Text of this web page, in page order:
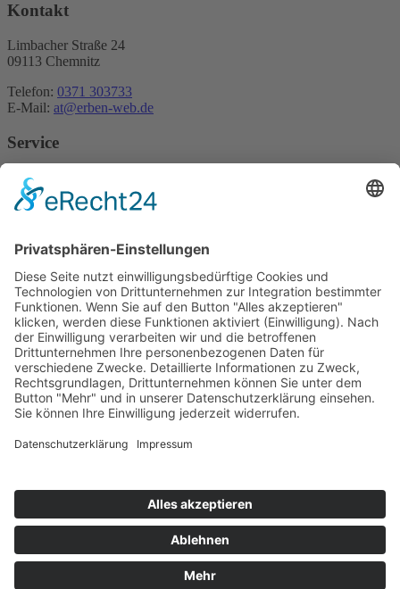
Kontakt
Limbacher Straße 24
09113 Chemnitz
Telefon: 0371 303733
E-Mail: at@erben-web.de
Service
Datenschutz
Home
So finden Sie uns
Wir benötigen Ihre
Zustimmung, um den
Google Maps-Service zu
laden!
Drittanbieters, um Karteninhalte
sammeln. Bitte lesen Sie die Details
durch und stimmen Sie der
Nutzung des Service zu, um diese
Karte anzuzeigen.